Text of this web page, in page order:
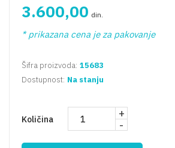
3.600,00 din.
* prikazana cena je za pakovanje
Šifra proizvoda: 15683
Dostupnost: Na stanju
Količina
+
-